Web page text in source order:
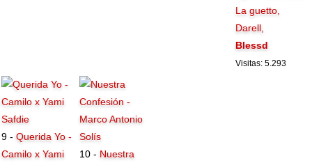
La guetto,
Darell,
Blessd
Visitas: 5.293
9 -Querida Yo -
Camilo x Yami
10 - Nuestra